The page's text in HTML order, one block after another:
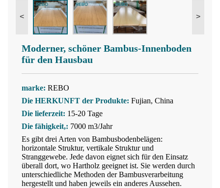
< >
Moderner, schöner Bambus-Innenboden
für den Hausbau
marke: REBO
Die HERKUNFT der Produkte: Fujian, China
Die lieferzeit: 15-20 Tage
Die fähigkeit,: 7000 m3/Jahr
Es gibt drei Arten von Bambusbodenbelägen:
horizontale Struktur, vertikale Struktur und
Stranggewebe. Jede davon eignet sich für den Einsatz
überall dort, wo Hartholz geeignet ist. Sie werden durch
unterschiedliche Methoden der Bambusverarbeitung
hergestellt und haben jeweils ein anderes Aussehen.